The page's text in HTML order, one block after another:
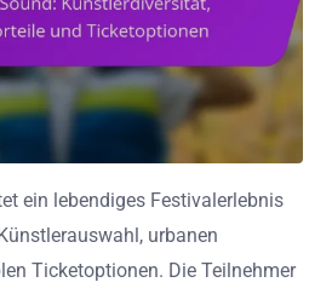
ein lebendiges Festivalerlebnis
urbanen
Ticketoptionen. Die Teilnehmer